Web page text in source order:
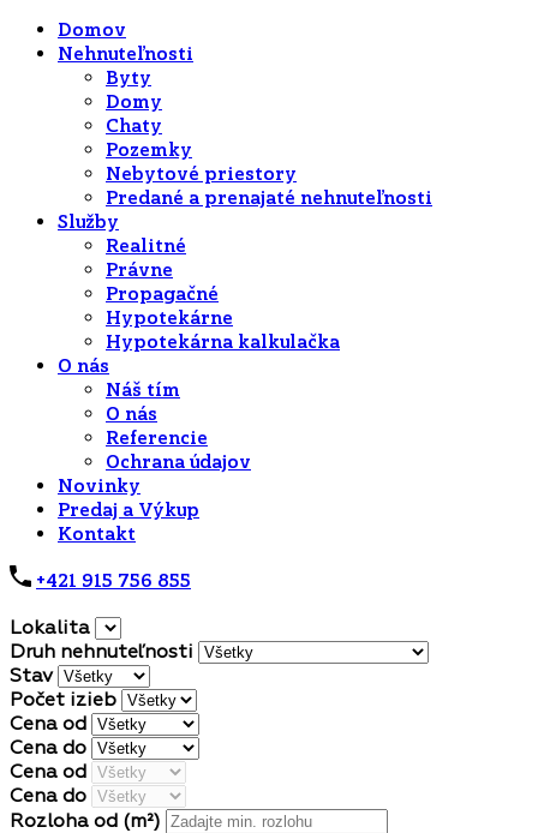
Domov
Nehnuteľnosti
Byty
Domy
Chaty
Pozemky
Nebytové priestory
Predané a prenajaté nehnuteľnosti
Služby
Realitné
Právne
Propagačné
Hypotekárne
Hypotekárna kalkulačka
O nás
Náš tím
O nás
Referencie
Ochrana údajov
Novinky
Predaj a Výkup
Kontakt
+421 915 756 855
Lokalita
Druh nehnuteľnosti
Stav
Počet izieb
Cena od
Cena do
Cena od
Cena do
Rozloha od (m²)